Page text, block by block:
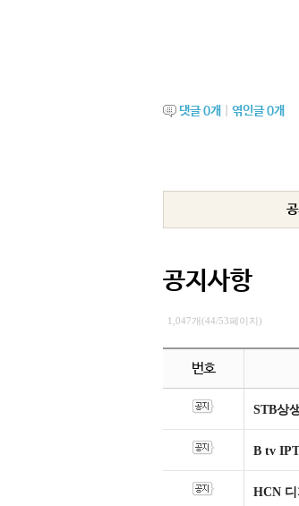
댓글0개 엮인글0개
공지사항
1,047개(44/53페이지)
번호
STB상
B tv
HCN 디